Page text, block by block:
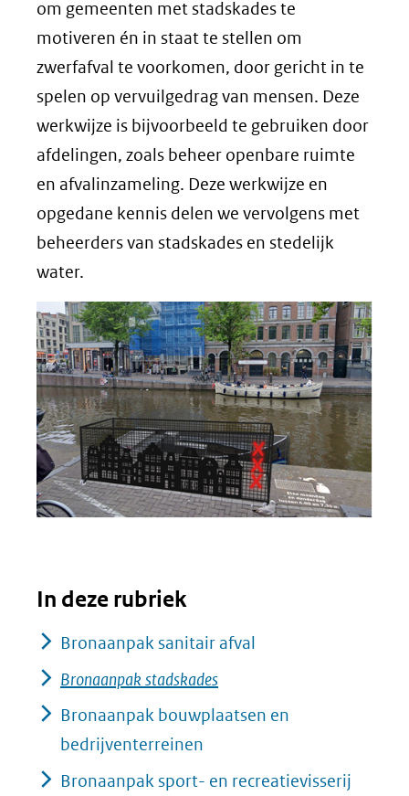
om gemeenten met stadskades te
motiveren én in staat te stellen om
zwerfafval te voorkomen, door gericht in te
spelen op vervuilgedrag van mensen. Deze
werkwijze is bijvoorbeeld te gebruiken door
afdelingen, zoals beheer openbare ruimte
en afvalinzameling. Deze werkwijze en
opgedane kennis delen we vervolgens met
beheerders van stadskades en stedelijk
water.
In deze rubriek
Bronaanpak sanitair afval
Bronaanpak stadskades
Bronaanpak bouwplaatsen en
bedrijventerreinen
Bronaanpak sport- en recreatievisserij